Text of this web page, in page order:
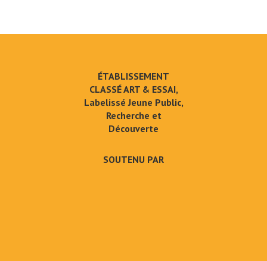
ÉTABLISSEMENT
CLASSÉ ART & ESSAI,
Labelissé Jeune Public,
Recherche et
Découverte
SOUTENU PAR